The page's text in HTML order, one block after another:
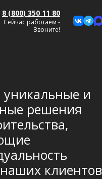
8 (800) 350 11 80
Сейчас работаем -
Звоните!
уникальные и
решения
клиентов